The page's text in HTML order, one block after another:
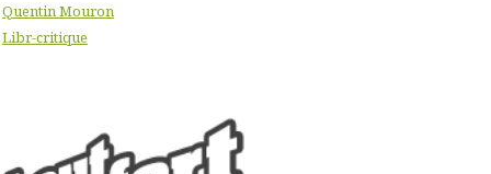
Quentin Mouron
Libr-critique